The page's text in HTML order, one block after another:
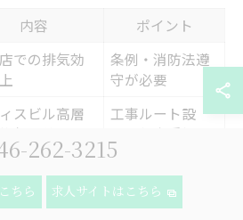
内容
ポイント
での排気効
条例・消防法遵
守が必要
スビル高層
気改善
工事ルート設
計・効率重視
臭気対策
配慮
262-3215
ちら 求人サイトはこちら